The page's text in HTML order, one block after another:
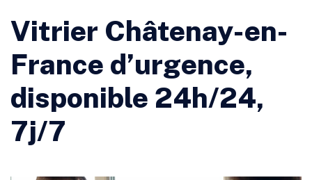
Vitrier Châtenay-en-
France d’urgence,
disponible 24h/24,
7j/7